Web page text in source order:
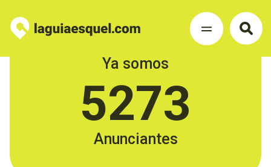
Ya somos
5273
Anunciantes